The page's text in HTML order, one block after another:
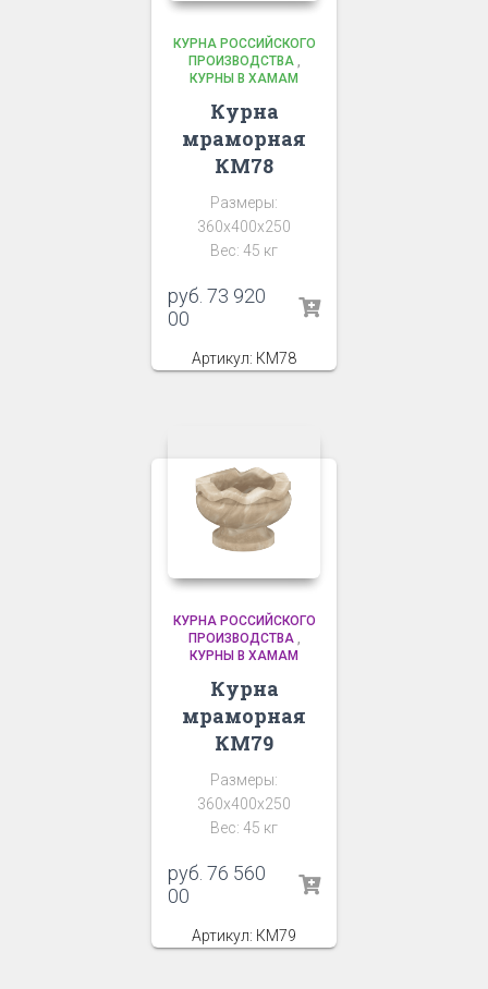
КУРНА РОССИЙСКОГО
ПРОИЗВОДСТВА
КУРНЫ В ХАМАМ
Курна
мраморная
КМ78
Размеры:
360x400x250
Вес: 45 кг
руб. 73 920
00
Артикул: КМ78
КУРНА РОССИЙСКОГО
ПРОИЗВОДСТВА,
КУРНЫ В ХАМАМ
Курна
мраморная
КМ79
Размеры:
360x400x250
Вес: 45 кг
руб. 76 560
00
Артикул: КМ79